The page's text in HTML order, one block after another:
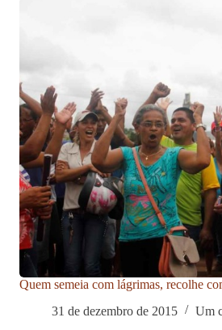
Quem semeia com lágrimas, recolhe
31 de dezembro de 2015
Um